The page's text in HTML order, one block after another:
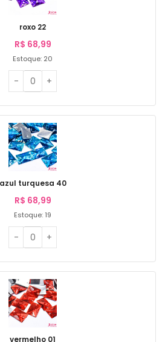
roxo 22
R$ 68,99
Estoque: 20
azul turquesa 40
R$ 68,99
Estoque: 19
vermelho 01